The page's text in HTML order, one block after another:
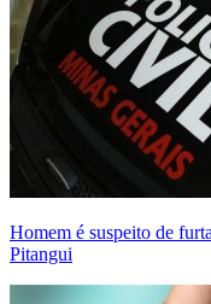
Homem é suspeito de
Pitangui